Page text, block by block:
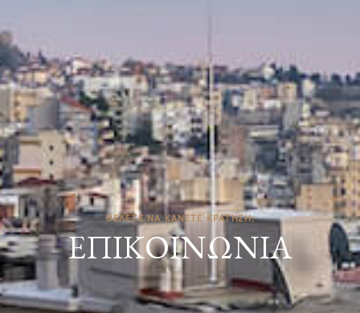
ΘΕΛΕΤΕ ΝΑ ΚΑΝΕΤΕ ΚΡΑΤΗΣΗ;
ΕΠΙΚΟΙΝΩΝΙΑ